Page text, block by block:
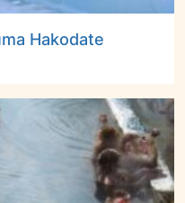
Hakodate